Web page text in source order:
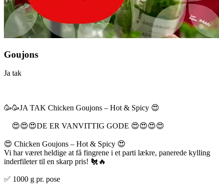
Goujons
Ja tak
🥳🥳JA TAK Chicken Goujons – Hot & Spicy 😍
😍😍😍DE ER VANVITTIG GODE 😍😍😍😍
😍 Chicken Goujons – Hot & Spicy 😍
Vi har været heldige at få fingrene i et parti lækre, panerede kylling
inderfileter til en skarp pris! 🐔🔥
✅ 1000 g pr. pose